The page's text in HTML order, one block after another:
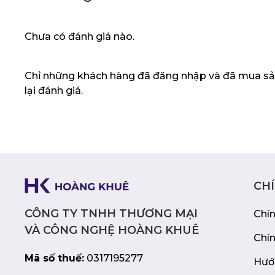
chuyên nghiệp.
Lời kết
cho những ai muốn bảo vệ laptop của
hiệu quả. Với thiết kế mỏng nhẹ, chất liệu
Chưa có đánh giá nào.
Chỉ những khách hàng đã đăng nhập và đã mua
lại đánh giá.
CÔNG TY TNHH THƯƠNG MẠI
VÀ CÔNG NGHỆ HOÀNG KHUÊ
Mã số thuế: 0317195277